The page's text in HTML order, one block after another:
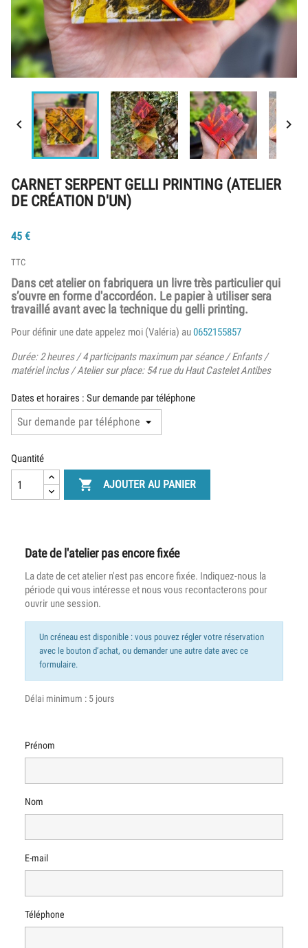
 
CARNET SERPENT GELLI PRINTING (ATELIER
DE CRÉATION D'UN)
45 €
TTC
Dans cet atelier on fabriquera un livre très particulier qui
s’ouvre en forme d'accordéon. Le papier à utiliser sera
travaillé avant avec la technique du gelli printing.
Pour définir une date appelez moi (Valéria) au0652155857
Durée: 2 heures / 4 participants maximum par séance / Enfants /
matériel inclus/ Atelier sur place: 54 rue du Haut Castelet Antibes
Dates et horaires : Sur demande par téléphone
Quantité
 AJOUTER AU PANIER
Date de l'atelier pas encore fixée
La date de cet atelier n'est pas encore fixée. Indiquez-nous la
période qui vous intéresse et nous vous recontacterons pour
ouvrir une session.
Un créneau est disponible : vous pouvez régler votre réservation
avec le bouton d’achat, ou demander une autre date avec ce
formulaire.
Délai minimum : 5 jours
Prénom
Nom
E-mail
Téléphone